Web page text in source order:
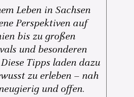
Leben in Sachsen
Perspektiven auf
bis zu großen
und besonderen
Tipps laden dazu
zu erleben – nah
und offen.